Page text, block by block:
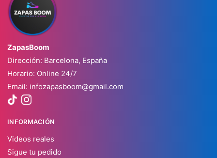
ZapasBoom
Dirección: Barcelona, España
Horario: Online 24/7
Email: infozapasboom@gmail.com
INFORMACIÓN
Videos reales
Sigue tu pedido